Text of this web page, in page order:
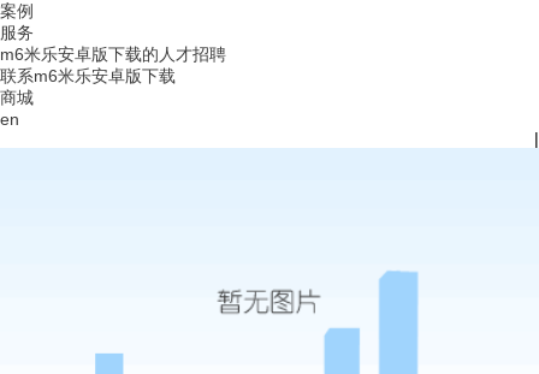
案例
服务
m6米乐安卓版下载的人才招聘
联系m6米乐安卓版下载
商城
en
|